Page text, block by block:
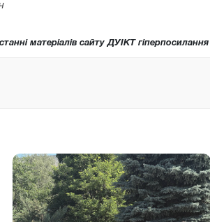
матеріалів сайту ДУІКТ